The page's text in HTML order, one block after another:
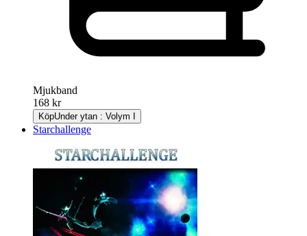
Mjukband
168 kr
KöpUnder ytan : Volym I
Starchallenge